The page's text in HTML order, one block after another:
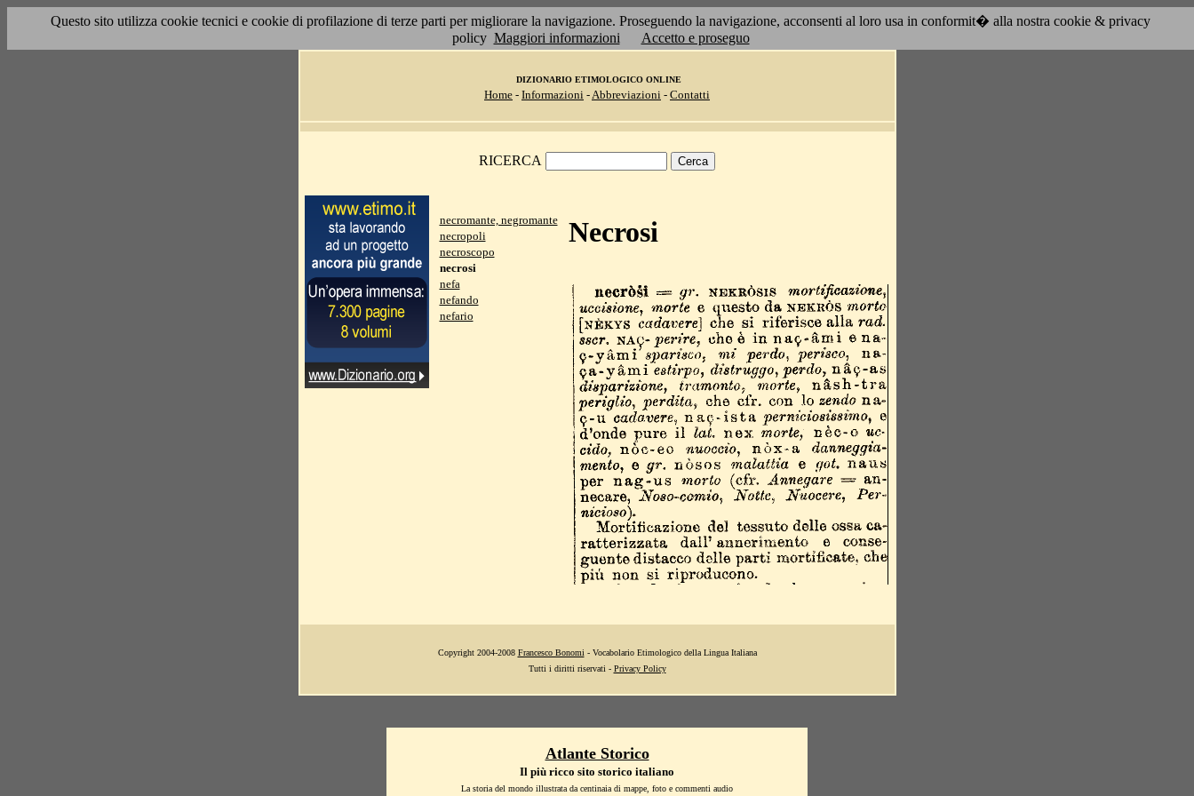
Questo sito utilizza cookie tecnici e cookie di profilazione di terze parti per migliorare la navigazione. Proseguendo la navigazione, acconsenti al loro usa in conformit� alla nostra cookie & privacy
policy Maggiori informazioni Accetto e proseguo
DIZIONARIO ETIMOLOGICO ONLINE
Home - Informazioni -Abbreviazioni - Contatti
RICERCA
necromante, negromante
necropoli
necroscopo
necrosi
nefa
nefando
nefario
Necrosi
Copyright 2004-2008 Francesco Bonomi - Vocabolario Etimologico della Lingua Italiana
Tutti i diritti riservati - Privacy Policy
Atlante Storico
Il più ricco sito storico italiano
La storia del mondo illustrata da centinaia di mappe, foto e commenti audio